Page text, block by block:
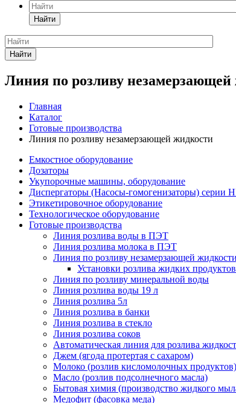
Найти
Найти
Линия по розливу незамерзающей
Главная
Каталог
Готовые производства
Линия по розливу незамерзающей жидкости
Емкостное оборудование
Дозаторы
Укупорочные машины, оборудование
Диспергаторы (Насосы-гомогенизаторы) серии
Этикетировочное оборудование
Технологическое оборудование
Готовые производства
Линия розлива воды в ПЭТ
Линия розлива молока в ПЭТ
Линия по розливу незамерзающей жидкости
Установки розлива жидких
Линия по розливу минеральной воды
Линия розлива воды 19 л
Линия розлива 5л
Линия розлива в банки
Линия розлива в стекло
Линия розлива соков
Автоматическая линия для розлива
Джем (ягода протертая с сахаром)
Молоко (розлив кисломолочных продуктов)
Масло (розлив подсолнечного масла)
Бытовая химия (производство жидкого
Медофит (фасовка меда)